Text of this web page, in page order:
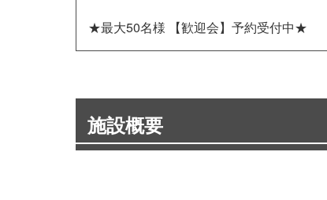
★最大50名様 【歓迎会】予約受付中★
施設概要